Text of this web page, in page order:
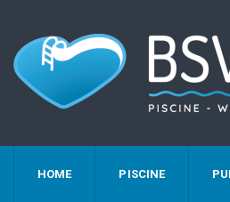
HOME PISCINE